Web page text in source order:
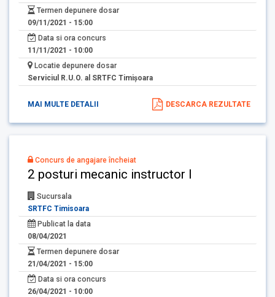
Termen depunere dosar
09/11/2021 - 15:00
Data si ora concurs
11/11/2021 - 10:00
Locatie depunere dosar
Serviciul R.U.O. al SRTFC Timişoara
MAI MULTE DETALII DESCARCA REZULTATE
Concurs de angajare încheiat
2 posturi mecanic instructor I
Sucursala
SRTFC Timisoara
Publicat la data
08/04/2021
Termen depunere dosar
21/04/2021 - 15:00
Data si ora concurs
26/04/2021 - 10:00